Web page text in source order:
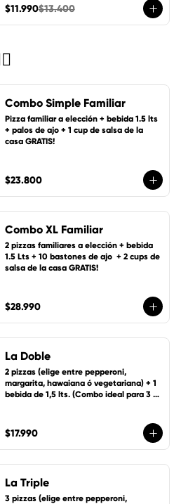
$11.990$13.400
Combo Simple Familiar
Pizza familiar a elección + bebida 1.5 lts
+ palos de ajo + 1 cup de salsa de la
casa GRATIS!
$23.800
Combo XL Familiar
2 pizzas familiares a elección + bebida
1.5 Lts + 10 bastones de ajo  + 2 cups de
salsa de la casa GRATIS!
$28.990
La Doble
2 pizzas (elige entre pepperoni,
margarita, hawaiana ó vegetariana) + 1
bebida de 1,5 lts. (Combo ideal para 3
$17.990
La Triple
3 pizzas (elige entre pepperoni,